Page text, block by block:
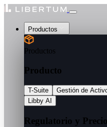
Productos
Productos
Producto
T-Suite Gestión de
Libby AI
Regulatorio y